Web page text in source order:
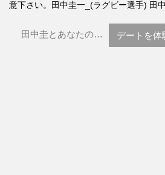
意下さい。
田中圭一_(ラグビー選手) 田
田中圭とあなたの… デートを体